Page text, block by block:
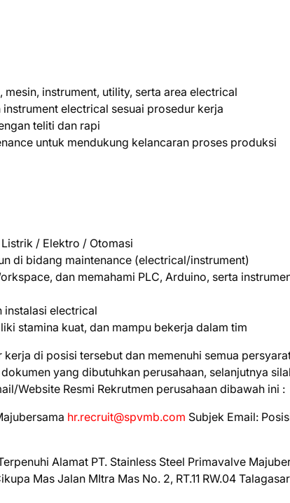
instrument, utility, serta area electrical
electrical sesuai prosedur kerja
teliti dan rapi
untuk mendukung kelancaran proses produksi
/ Elektro / Otomasi
di bidang maintenance (electrical/instrument)
dan memahami PLC, Arduino, serta
instalasi electrical
stamina kuat, dan mampu bekerja dalam tim
di posisi tersebut dan memenuhi semua
yang dibutuhkan perusahaan, selanjutnya
Website Resmi Rekrutmen perusahaan dibawah ini :
hr.recruit@spvmb.com Subjek Email:
Alаmаt PT. Stainless Stееl Primavalve
Mаѕ Jаlаn MItrа Mas Nо. 2, RT.11 RW.04